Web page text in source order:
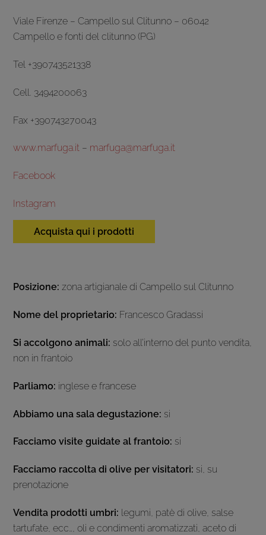
Viale Firenze – Campello sul Clitunno – 06042
Campello e fonti del clitunno (PG)
Tel +390743521338
Cell. 3494200063
Fax +390743270043
www.marfuga.it – marfuga@marfuga.it
Facebook
Instagram
Acquista qui i prodotti
Posizione: zona artigianale di Campello sul Clitunno
Nome del proprietario: Francesco Gradassi
Si accolgono animali: solo all’interno del punto vendita,
non in frantoio
Parliamo: inglese e francese
Abbiamo una sala degustazione: si
Facciamo visite guidate al frantoio: si
Facciamo raccolta di olive per visitatori: si, su
prenotazione
Vendita prodotti umbri: legumi, patè di olive, salse
tartufate, ecc…, oli e condimenti aromatizzati, aceto di